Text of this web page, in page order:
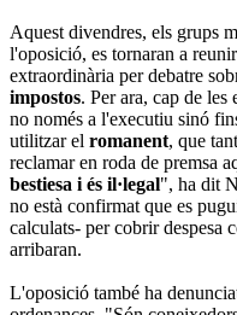
Aquest divendres, els grups
l'oposició, es tornaran a
extraordinària per debatre
impostos. Per ara, cap de
no només a l'executiu sinó
utilitzar el romanent, que
reclamar en roda de premsa
bestiesa i és il·legal", ha dit
no està confirmat que es
calculats- per cobrir despesa
arribaran.
L'oposició també ha